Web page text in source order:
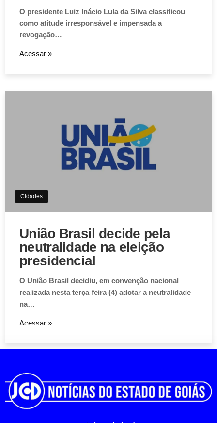
Aviso de Cookies!
Este website utiliza Cookies. Usamos cookies, garantindo
experiência única em nosso site.
O presidente Luiz Inácio Lula da Silva classificou
como atitude irresponsável e impensada a
revogação…
Acessar »
Cidades
União Brasil decide pela
neutralidade na eleição
presidencial
O União Brasil decidiu, em convenção nacional
realizada nesta terça-feira (4) adotar a neutralidade
na…
Acessar »